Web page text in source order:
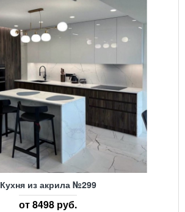
Кухня из акрила №299
от 8498 руб.